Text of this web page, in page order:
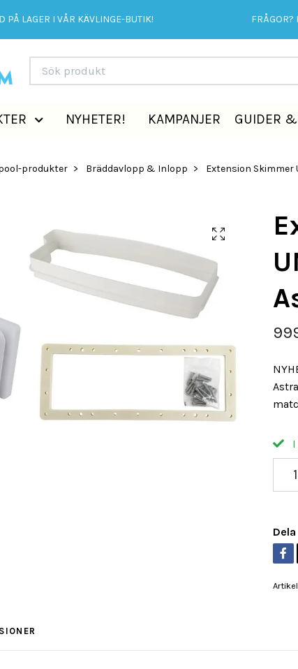
PÅ LAGER I VÅR KÄVLINGE-BUTIK!
NYHETER! KAMPANJER GUIDER
produkter Bräddavlopp & Inlopp Extension Skimmer
Dela